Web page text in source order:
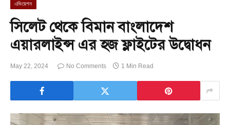
এভিয়েশন
সিলেট থেকে বিমান বাংলাদেশ
এয়ারলাইন্স এর হজ ফ্লাইটের উদ্বোধন
May 22, 2024 No Comments 1 Min Read